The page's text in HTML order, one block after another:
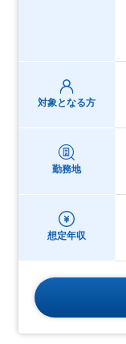
対象となる方
勤務地
想定年収